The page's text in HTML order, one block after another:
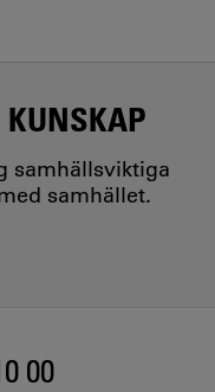
samhällsviktiga
samhället.
00